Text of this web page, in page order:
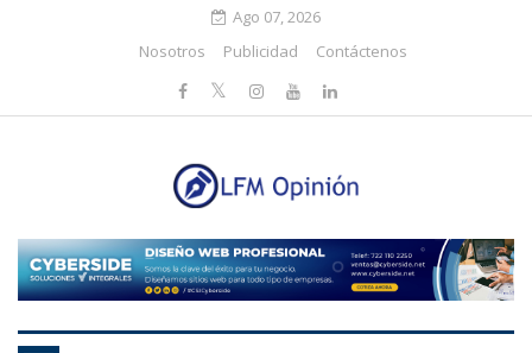
Ago 07, 2026
Nosotros
Publicidad Contáctenos